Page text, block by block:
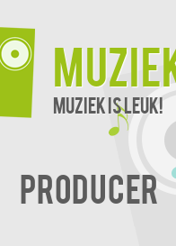
Muziek is leuk!
Producer